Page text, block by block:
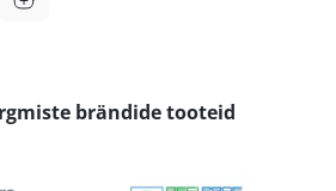
brändide tooteid